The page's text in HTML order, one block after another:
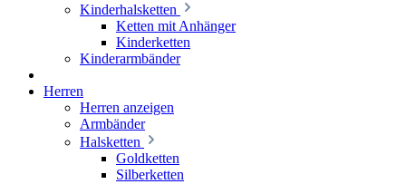
Kinderhalsketten
Ketten mit Anhänger
Kinderketten
Kinderarmbänder
Herren
Herren anzeigen
Armbänder
Halsketten
Goldketten
Silberketten